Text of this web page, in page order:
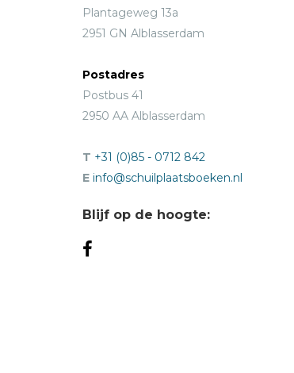
Plantageweg 13a
2951 GN Alblasserdam
Postadres
Postbus 41
2950 AA Alblasserdam
T +31 (0)85 - 0712 842
E info@schuilplaatsboeken.nl
Blijf op de hoogte: